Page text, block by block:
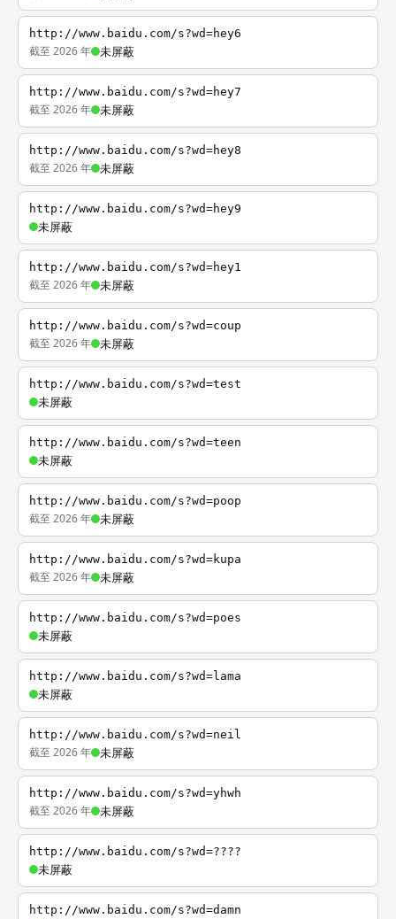
http://www.baidu.com/s?wd=hey6
截至 2026 年 未屏蔽
http://www.baidu.com/s?wd=hey7
截至 2026 年 未屏蔽
http://www.baidu.com/s?wd=hey8
截至 2026 年 未屏蔽
http://www.baidu.com/s?wd=hey9
未屏蔽
http://www.baidu.com/s?wd=hey1
截至 2026 年 未屏蔽
http://www.baidu.com/s?wd=coup
截至 2026 年 未屏蔽
http://www.baidu.com/s?wd=test
未屏蔽
http://www.baidu.com/s?wd=teen
未屏蔽
http://www.baidu.com/s?wd=poop
截至 2026 年 未屏蔽
http://www.baidu.com/s?wd=kupa
截至 2026 年 未屏蔽
http://www.baidu.com/s?wd=poes
未屏蔽
http://www.baidu.com/s?wd=lama
未屏蔽
http://www.baidu.com/s?wd=neil
截至 2026 年 未屏蔽
http://www.baidu.com/s?wd=yhwh
截至 2026 年 未屏蔽
http://www.baidu.com/s?wd=????
未屏蔽
http://www.baidu.com/s?wd=damn